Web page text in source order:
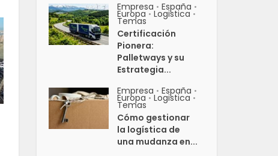
Empresa • España •
Europa • Logistica •
Temas
Certificación
Pionera:
Palletways y su
Estrategia...
Empresa • España •
Europa • Logistica •
Temas
Cómo gestionar
la logística de
una mudanza en...